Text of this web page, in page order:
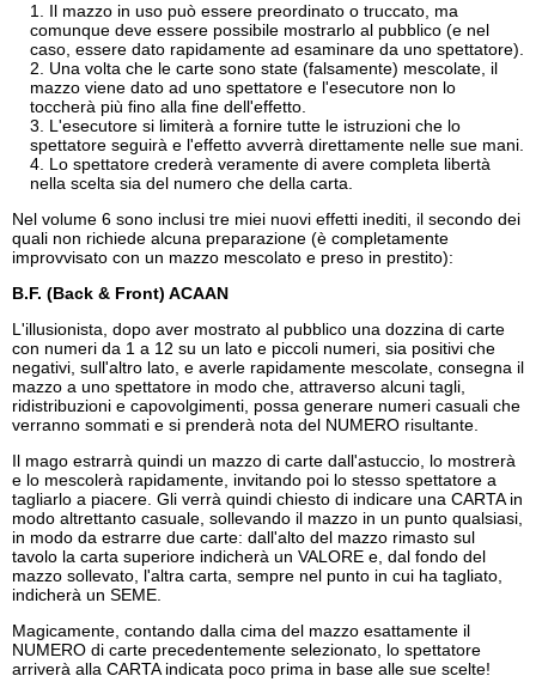
Il mazzo in uso può essere preordinato o truccato, ma
comunque deve essere possibile mostrarlo al pubblico (e nel
caso, essere dato rapidamente ad esaminare da uno spettatore).
Una volta che le carte sono state (falsamente) mescolate, il
mazzo viene dato ad uno spettatore e l'esecutore non lo
toccherà più fino alla fine dell'effetto.
L'esecutore si limiterà a fornire tutte le istruzioni che lo
spettatore seguirà e l'effetto avverrà direttamente nelle sue mani.
Lo spettatore crederà veramente di avere completa libertà
nella scelta sia del numero che della carta.
Nel volume 6 sono inclusi tre miei nuovi effetti inediti, il secondo dei
quali non richiede alcuna preparazione (è completamente
improvvisato con un mazzo mescolato e preso in prestito):
B.F. (Back & Front) ACAAN
L'illusionista, dopo aver mostrato al pubblico una dozzina di carte
con numeri da 1 a 12 su un lato e piccoli numeri, sia positivi che
negativi, sull'altro lato, e averle rapidamente mescolate, consegna il
mazzo a uno spettatore in modo che, attraverso alcuni tagli,
ridistribuzioni e capovolgimenti, possa generare numeri casuali che
verranno sommati e si prenderà nota del NUMERO risultante.
Il mago estrarrà quindi un mazzo di carte dall'astuccio, lo mostrerà
e lo mescolerà rapidamente, invitando poi lo stesso spettatore a
tagliarlo a piacere. Gli verrà quindi chiesto di indicare una CARTA in
modo altrettanto casuale, sollevando il mazzo in un punto qualsiasi,
in modo da estrarre due carte: dall'alto del mazzo rimasto sul
tavolo la carta superiore indicherà un VALORE e, dal fondo del
mazzo sollevato, l'altra carta, sempre nel punto in cui ha tagliato,
indicherà un SEME.
Magicamente, contando dalla cima del mazzo esattamente il
NUMERO di carte precedentemente selezionato, lo spettatore
arriverà alla CARTA indicata poco prima in base alle sue scelte!